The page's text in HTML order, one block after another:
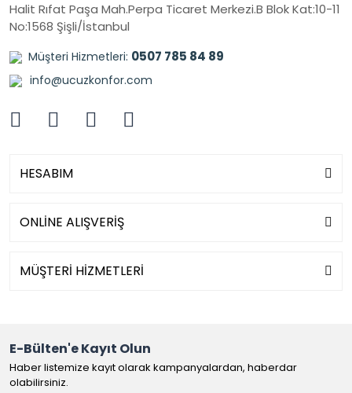
Halit Rıfat Paşa Mah.Perpa Ticaret Merkezi.B Blok Kat:10-11
No:1568 Şişli/İstanbul
Müşteri Hizmetleri: 0507 785 84 89
info@ucuzkonfor.com
HESABIM
ONLİNE ALIŞVERİŞ
MÜŞTERİ HİZMETLERİ
E-Bülten'e Kayıt Olun
Haber listemize kayıt olarak kampanyalardan, haberdar
olabilirsiniz.